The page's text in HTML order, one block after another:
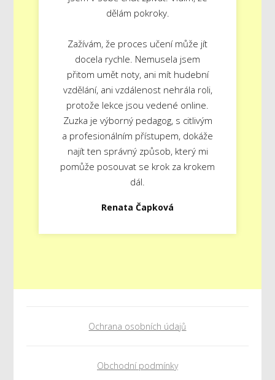
dělám pokroky.
Zažívám, že proces učení může jít
docela rychle. Nemusela jsem
přitom umět noty, ani mít hudební
vzdělání, ani vzdálenost nehrála roli,
protože lekce jsou vedené online.
Zuzka je výborný pedagog, s citlivým
a profesionálním přístupem, dokáže
najít ten správný způsob, který mi
pomůže posouvat se krok za krokem
dál.
Renata Čapková
Ochrana osobních údajů
Obchodní podmínky